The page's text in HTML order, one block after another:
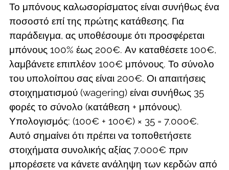
Το μπόνους καλωσορίσματος είναι συνήθως ένα
ποσοστό επί της πρώτης κατάθεσης. Για
παράδειγμα, ας υποθέσουμε ότι προσφέρεται
μπόνους 100% έως 200€. Αν καταθέσετε 100€,
λαμβάνετε επιπλέον 100€ μπόνους. Το σύνολο
του υπολοίπου σας είναι 200€. Οι απαιτήσεις
στοιχηματισμού (wagering) είναι συνήθως 35
φορές το σύνολο (κατάθεση + μπόνους).
Υπολογισμός: (100€ + 100€) × 35 = 7.000€.
Αυτό σημαίνει ότι πρέπει να τοποθετήσετε
στοιχήματα συνολικής αξίας 7.000€ πριν
μπορέσετε να κάνετε ανάληψη των κερδών από